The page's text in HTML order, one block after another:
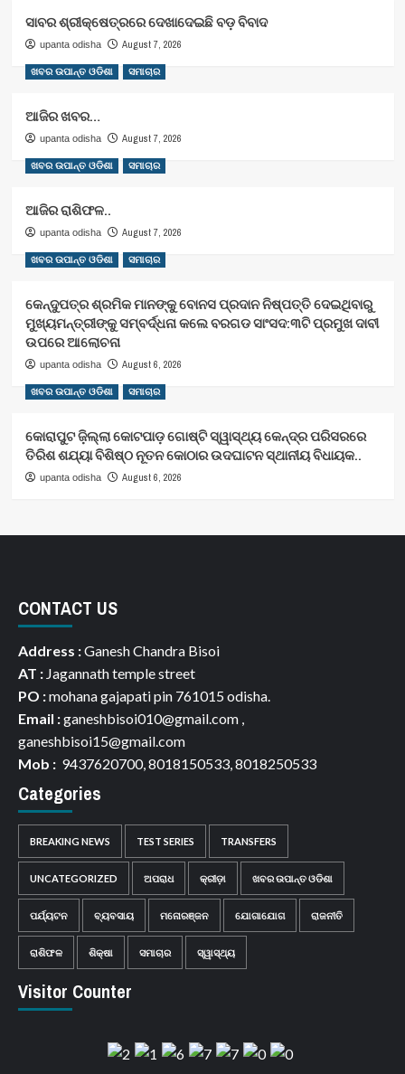
ସାବର ଶ୍ରୀକ୍ଷେତ୍ରରେ ଦେଖାଦେଇଛି ବଡ଼ ବିବାଦ
upanta odisha August 7, 2026
ଖବର ଉପାନ୍ତ ଓଡିଶା ସମାଚାର
ଆଜିର ଖବର…
upanta odisha August 7, 2026
ଖବର ଉପାନ୍ତ ଓଡିଶା ସମାଚାର
ଆଜିର ରାଶିଫଳ..
upanta odisha August 7, 2026
ଖବର ଉପାନ୍ତ ଓଡିଶା ସମାଚାର
କେନ୍ଦୁପତ୍ର ଶ୍ରମିକ ମାନଙ୍କୁ ବୋନସ ପ୍ରଦାନ ନିଷ୍ପତ୍ତି ଦେଇଥିବାରୁ
ମୁଖ୍ୟମନ୍ତ୍ରୀଙ୍କୁ ସମ୍ବର୍ଦ୍ଧନା କଲେ ବରଗଡ ସାଂସଦ:୩ଟି ପ୍ରମୁଖ ଦାବୀ
ଉପରେ ଆଲୋଚନା
upanta odisha August 6, 2026
ଖବର ଉପାନ୍ତ ଓଡିଶା ସମାଚାର
କୋରାପୁଟ ଜ଼ିଲ୍ଲା କୋଟପାଡ଼ ଗୋଷ୍ଟି ସ୍ୱାସ୍ଥ୍ୟ କେନ୍ଦ୍ର ପରିସରରେ
ତିରିଶ ଶଯ୍ୟା ବିଶିଷ୍ଠ ନୂତନ କୋଠାର ଉଦଘାଟନ ସ୍ଥାନୀୟ ବିଧାୟକ..
upanta odisha August 6, 2026
CONTACT US
Address :Ganesh Chandra Bisoi
AT : Jagannath temple street
PO :mohana gajapati pin 761015 odisha.
Email :ganeshbisoi010@gmail.com ,
ganeshbisoi15@gmail.com
Mob : 9437620700, 8018150533, 8018250533
Categories
BREAKING NEWS TEST SERIES TRANSFERS
UNCATEGORIZED ଅପରାଧ କ୍ରୀଡ଼ା ଖବର ଉପାନ୍ତ ଓଡିଶା
ପର୍ଯ୍ୟଟନ ବ୍ୟବସାୟ ମନୋରଞ୍ଜନ ଯୋଗାଯୋଗ ରାଜନୀତି
ରାଶିଫଳ ଶିକ୍ଷା ସମାଚାର ସ୍ୱାସ୍ଥ୍ୟ
Visitor Counter